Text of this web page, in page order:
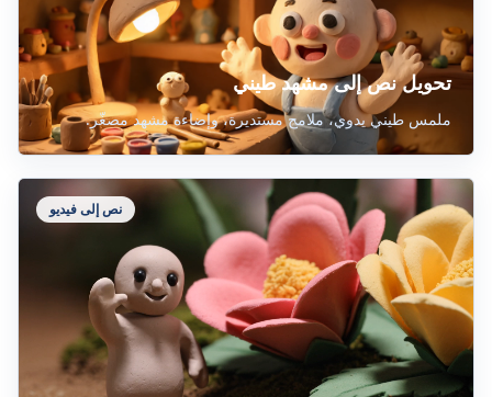
تحويل نص إلى مشهد طيني
ملمس طيني يدوي، ملامح مستديرة، وإضاءة مشهد مصغّر.
نص إلى فيديو